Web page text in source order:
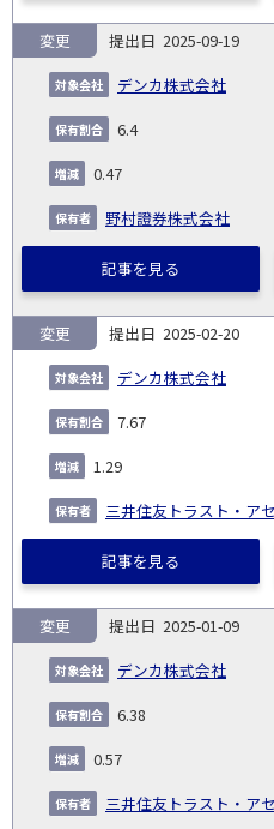
2025-09-19
デンカ株式会社
変更
6.4
0.47
野村證券株式会社
記事を見る
2025-02-20
デンカ株式会社
変更
7.67
1.29
三井住友トラスト・ア
記事を見る
2025-01-09
デンカ株式会社
変更
6.38
0.57
三井住友トラスト・ア